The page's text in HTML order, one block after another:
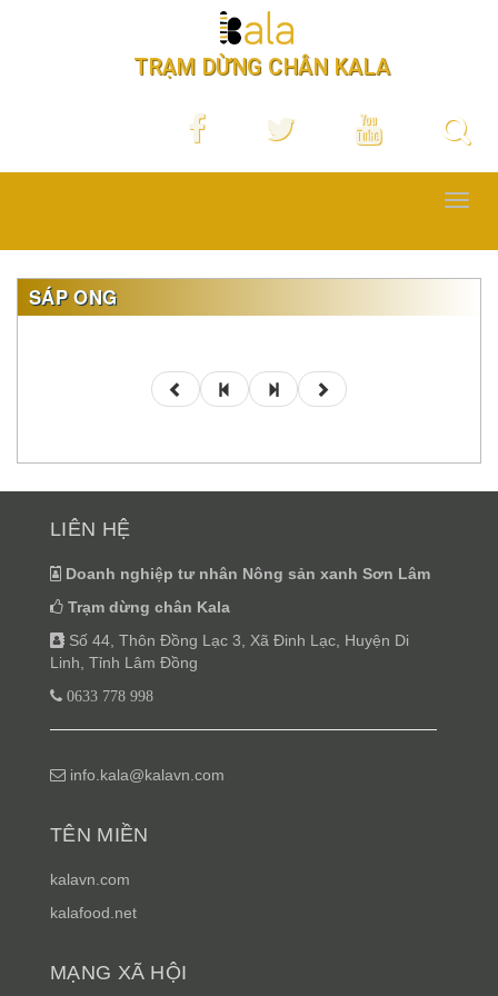
TRẠM DỪNG CHÂN KALA
SÁP ONG
LIÊN HỆ
Doanh nghiệp tư nhân Nông sản xanh Sơn Lâm
Trạm dừng chân Kala
Số 44, Thôn Đồng Lạc 3, Xã Đinh Lạc, Huyện Di
Linh, Tỉnh Lâm Đồng
0633 778 998
info.kala@kalavn.com
TÊN MIỀN
kalavn.com
kalafood.net
MẠNG XÃ HỘI